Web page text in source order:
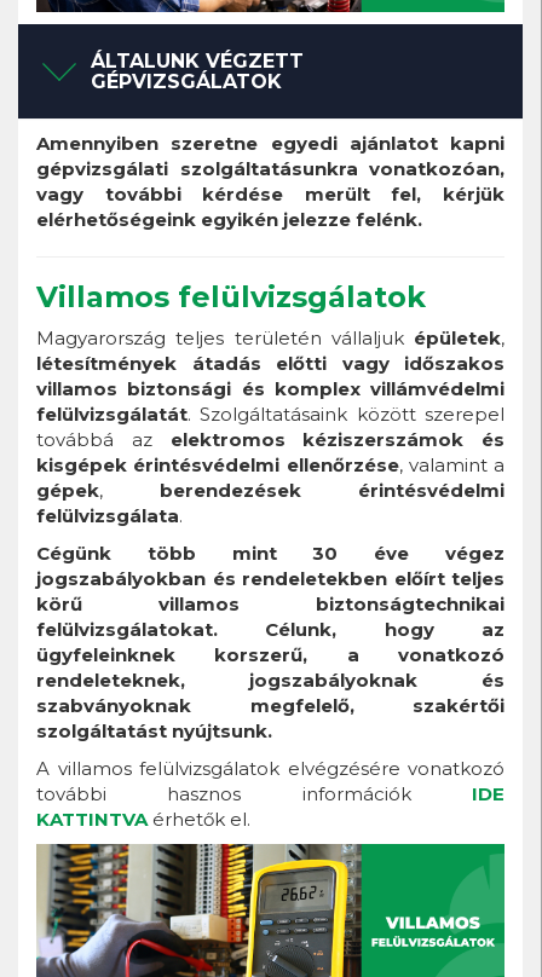
ÁLTALUNK VÉGZETT
GÉPVIZSGÁLATOK
Amennyiben szeretne egyedi ajánlatot kapni
gépvizsgálati szolgáltatásunkra vonatkozóan,
vagy további kérdése merült fel, kérjük
elérhetőségeink egyikén jelezze felénk.
Villamos felülvizsgálatok
Magyarország teljes területén vállaljuk épületek,
létesítmények átadás előtti vagy időszakos
villamos biztonsági és komplex villámvédelmi
felülvizsgálatát. Szolgáltatásaink között szerepel
továbbá az elektromos kéziszerszámok és
kisgépek érintésvédelmi ellenőrzése, valamint a
gépek, berendezések érintésvédelmi
felülvizsgálata.
Cégünk több mint 30 éve végez
jogszabályokban és rendeletekben előírt teljes
körű villamos biztonságtechnikai
felülvizsgálatokat. Célunk, hogy az
ügyfeleinknek korszerű, a vonatkozó
rendeleteknek, jogszabályoknak és
szabványoknak megfelelő, szakértői
szolgáltatást nyújtsunk.
A villamos felülvizsgálatok elvégzésére vonatkozó
további hasznos információk IDE
KATTINTVAérhetők el.